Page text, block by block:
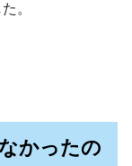
。
かったの